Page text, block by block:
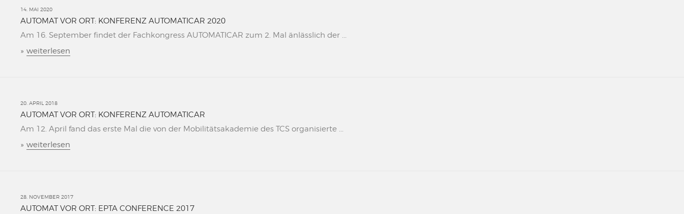
14. MAI 2020
AUTOMAT VOR ORT: KONFERENZ AUTOMATICAR 2020
Am 16. September findet der Fachkongress AUTOMATICAR zum 2. Mal änlässlich der ...
» weiterlesen
20. APRIL 2018
AUTOMAT VOR ORT: KONFERENZ AUTOMATICAR
Am 12. April fand das erste Mal die von der Mobilitätsakademie des TCS organisierte ...
» weiterlesen
28. NOVEMBER 2017
AUTOMAT VOR ORT: EPTA CONFERENCE 2017